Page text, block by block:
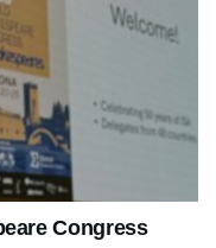
Congress